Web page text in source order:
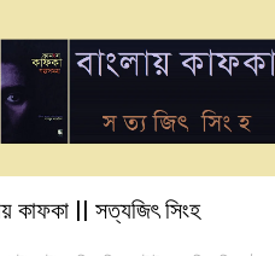
কাফকা || সত্যজিৎ সিংহ